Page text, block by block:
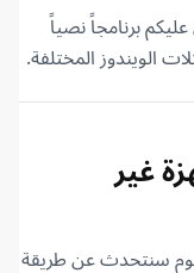
برنامجاً نصياً
الويندوز المختلفة.
الملفات المؤقتة
غير مرغوب فيها.
غير
حول ويندوز 11، لأننا اليوم سنتحدث عن طريقة